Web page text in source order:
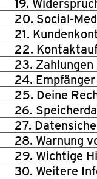
20. Social-
21.
22.
23. Zahlungen
24.
25. Deine
26.
27.
28. Warnung
29. Wichtige
30. Weitere